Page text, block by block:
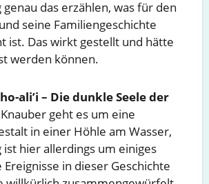
das erzählen, was für den
seine Familiengeschichte
ist. Das wirkt gestellt und hätte
werden können.
ali’i – Die dunkle Seele der
geht es um eine
in einer Höhle am Wasser,
ist hier allerdings um einiges
Ereignisse in dieser Geschichte